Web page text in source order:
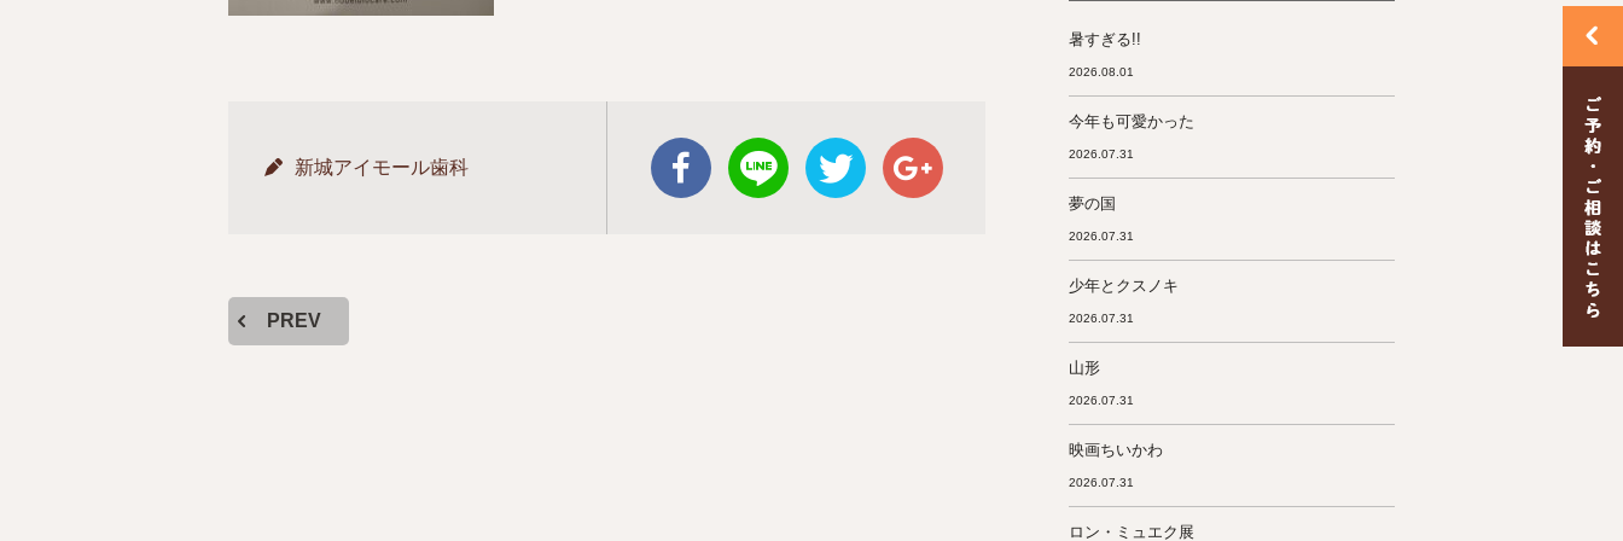
新城アイモール歯科
PREV
暑すぎる!!
2026.08.01
今年も可愛かった
2026.07.31
夢の国
2026.07.31
少年とクスノキ
2026.07.31
山形
2026.07.31
映画ちいかわ
2026.07.31
ロン・ミュエク展